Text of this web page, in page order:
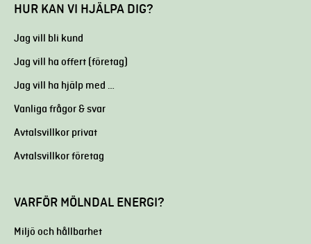
HUR KAN VI HJÄLPA DIG?
Jag vill bli kund
Jag vill ha offert (företag)
Jag vill ha hjälp med …
Vanliga frågor & svar
Avtalsvillkor privat
Avtalsvillkor företag
VARFÖR MÖLNDAL ENERGI?
Miljö och hållbarhet